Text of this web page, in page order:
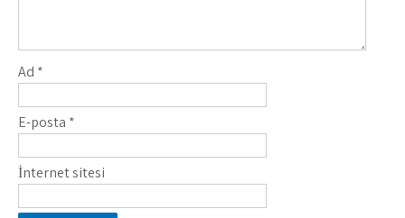
Ad *
E-posta *
İnternet sitesi